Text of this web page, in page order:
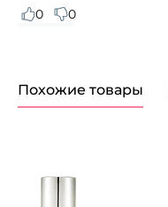
0
0
Похожие товары